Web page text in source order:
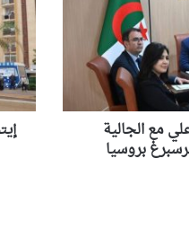
مع الجالية
بروسيا
30
خطًا
جديدًا
عبر
12
مقاطعة
إدارية